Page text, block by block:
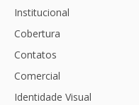
Institucional
Cobertura
Contatos
Comercial
Identidade Visual